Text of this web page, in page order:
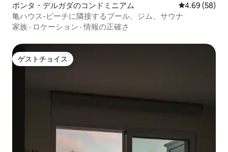
ポンタ・デルガダのコンドミニアム レビュー58
4.69 (58)
亀ハウス-ビーチに隣接するプール、ジム、サウナ
家族 · ロケーション ·情報の正確さ
ゲストチョイス
ゲストチョイス